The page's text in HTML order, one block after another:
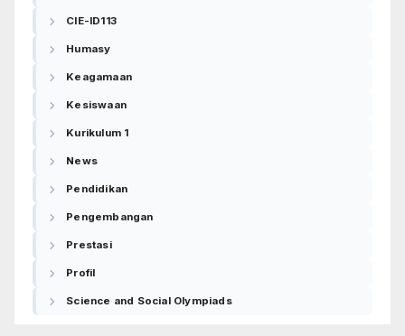
CIE-ID113
Humasy
Keagamaan
Kesiswaan
Kurikulum 1
News
Pendidikan
Pengembangan
Prestasi
Profil
Science and Social Olympiads